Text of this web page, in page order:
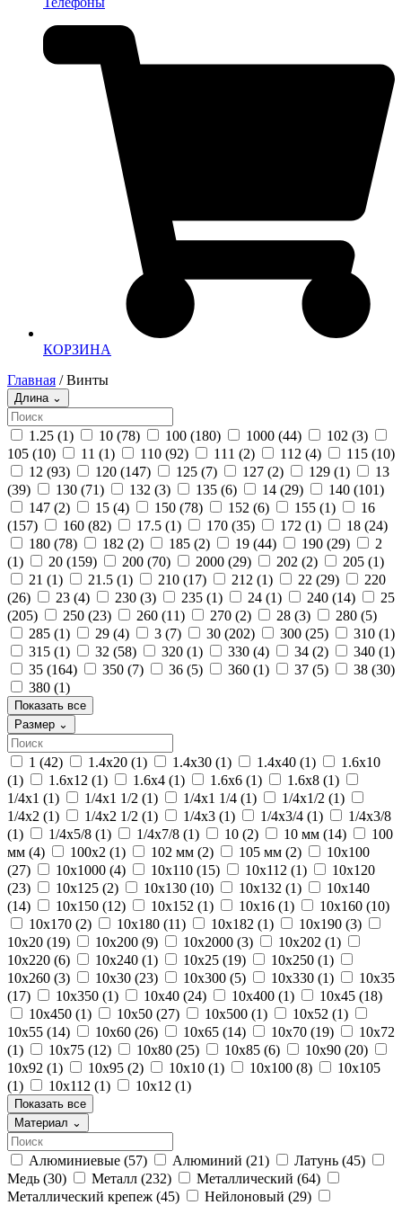
КОРЗИНА
Главная / Винты
Длина ⌄
1.25 (1) 10 (78) 100 (180) 1000 (44) 102 (3)
105 (10) 11 (1) 110 (92) 111 (2) 112 (4) 115 (10)
12 (93) 120 (147) 125 (7) 127 (2) 129 (1)
13
(39)
130 (71) 132 (3) 135 (6) 14 (29) 140 (101)
147 (2) 15 (4) 150 (78) 152 (6) 155 (1)
16
(157)
160 (82) 17.5 (1) 170 (35) 172 (1) 18 (24)
180 (78) 182 (2) 185 (2) 19 (44) 190 (29)
2
(1)
20 (159) 200 (70) 2000 (29) 202 (2) 205 (1)
21 (1) 21.5 (1) 210 (17) 212 (1) 22 (29)
220
(26)
23 (4) 230 (3) 235 (1) 24 (1) 240 (14)
25
(205)
250 (23) 260 (11) 270 (2) 28 (3) 280 (5)
285 (1) 29 (4) 3 (7) 30 (202) 300 (25) 310 (1)
315 (1) 32 (58) 320 (1) 330 (4) 34 (2) 340 (1)
35 (164) 350 (7) 36 (5) 360 (1) 37 (5) 38 (30)
380 (1)
Показать все
Размер ⌄
1 (42) 1.4х20 (1) 1.4х30 (1) 1.4х40 (1)
1.6х10
(1)
1.6х12 (1) 1.6х4 (1) 1.6х6 (1) 1.6х8 (1)
1/4x1 (1) 1/4x1 1/2 (1) 1/4x1 1/4 (1) 1/4x1/2 (1)
1/4x2 (1) 1/4x2 1/2 (1) 1/4x3 (1) 1/4x3/4 (1)
1/4x3/8
(1)
1/4x5/8 (1) 1/4x7/8 (1) 10 (2) 10 мм (14)
100
мм (4) 100x2 (1) 102 мм (2) 105 мм (2)
10x100
(27)
10x1000 (4) 10x110 (15) 10x112 (1)
10x120
(23)
10x125 (2) 10x130 (10) 10x132 (1)
10x140
(14)
10x150 (12) 10x152 (1) 10x16 (1) 10x160 (10)
10x170 (2) 10x180 (11) 10x182 (1) 10x190 (3)
10x20 (19) 10x200 (9) 10x2000 (3) 10x202 (1)
10x220 (6) 10x240 (1) 10x25 (19) 10x250 (1)
10x260 (3) 10x30 (23) 10x300 (5) 10x330 (1)
10x35
(17)
10x350 (1) 10x40 (24) 10x400 (1) 10x45 (18)
10x450 (1) 10x50 (27) 10x500 (1) 10x52 (1)
10x55 (14) 10x60 (26) 10x65 (14) 10x70 (19)
10x72
(1)
10x75 (12) 10x80 (25) 10x85 (6) 10x90 (20)
10x92 (1) 10x95 (2) 10х10 (1) 10х100 (8)
10х105
(1)
10х112 (1) 10х12 (1)
Показать все
Материал ⌄
Алюминиевые (57) Алюминий (21) Латунь (45)
Медь (30) Металл (232) Металлический (64)
Металлический крепеж (45) Нейлоновый (29)